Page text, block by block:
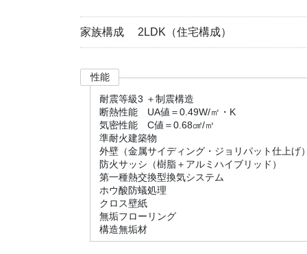
家族構成 2LDK（住宅構成）
性能
耐震等級3 ＋制震構造
断熱性能 UA値＝0.49W/㎡・K
気密性能 C値＝0.68㎠/㎥
準耐火建築物
外壁（金属サイディング・ジョリパット仕上げ
防火サッシ（樹脂＋アルミハイブリッド）
第一種熱交換型換気システム
ホウ酸防蟻処理
クロス壁紙
無垢フローリング
構造無垢材